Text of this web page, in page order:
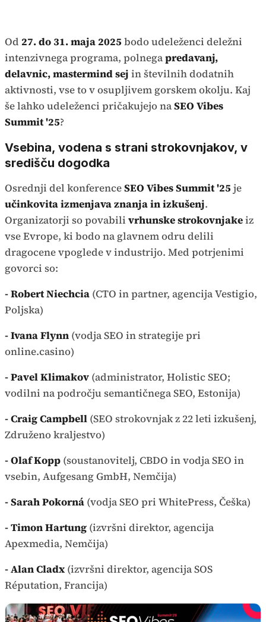
Od 27. do 31. maja 2025 bodo udeleženci deležni
intenzivnega programa, polnegapredavanj,
delavnic, mastermind sej in številnih dodatnih
aktivnosti, vse to v osupljivem gorskem okolju. Kaj
še lahko udeleženci pričakujejo naSEO Vibes
Summit '25?
Vsebina, vodena s strani strokovnjakov, v
središču dogodka
Osrednji del konferenceSEO Vibes Summit '25 je
učinkovita izmenjava znanja in izkušenj.
Organizatorji so povabili vrhunske strokovnjakeiz
vse Evrope, ki bodo na glavnem odru delili
dragocene vpoglede v industrijo. Med potrjenimi
govorci so:
- Robert Niechcia (CTO in partner, agencija Vestigio,
Poljska)
- Ivana Flynn (vodja SEO in strategije pri
online.casino)
- Pavel Klimakov (administrator, Holistic SEO;
vodilni na področju semantičnega SEO, Estonija)
- Craig Campbell (SEO strokovnjak z 22 leti izkušenj,
Združeno kraljestvo)
- Olaf Kopp (soustanovitelj, CBDO in vodja SEO in
vsebin, Aufgesang GmbH, Nemčija)
- Sarah Pokorná (vodja SEO pri WhitePress, Češka)
- Timon Hartung (izvršni direktor, agencija
Apexmedia, Nemčija)
- Alan Cladx (izvršni direktor, agencija SOS
Réputation, Francija)